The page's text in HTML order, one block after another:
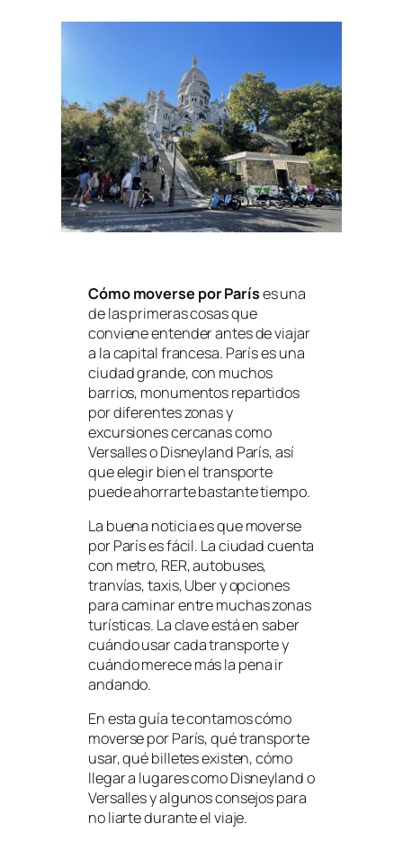
Cómo moverse por Paríses una
de las primeras cosas que
conviene entender antes de viajar
a la capital francesa. París es una
ciudad grande, con muchos
barrios, monumentos repartidos
por diferentes zonas y
excursiones cercanas como
Versalles o Disneyland París, así
que elegir bien el transporte
puede ahorrarte bastante tiempo.
La buena noticia es que moverse
por París es fácil. La ciudad cuenta
con metro, RER, autobuses,
tranvías, taxis, Uber y opciones
para caminar entre muchas zonas
turísticas. La clave está en saber
cuándo usar cada transporte y
cuándo merece más la pena ir
andando.
En esta guía te contamos cómo
moverse por París, qué transporte
usar, qué billetes existen, cómo
llegar a lugares como Disneyland o
Versalles y algunos consejos para
no liarte durante el viaje.